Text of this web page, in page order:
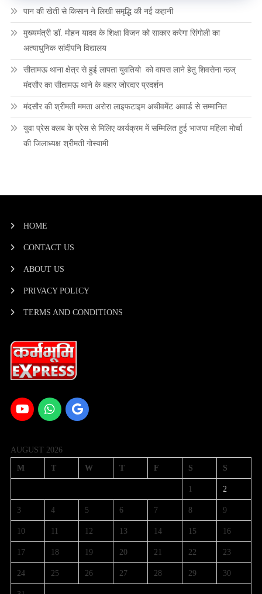
पान की खेती से किसान ने लिखी समृद्धि की नई कहानी
मुख्यमंत्री डॉ. मोहन यादव के शिक्षा विजन को साकार करेगा सिंगोली का
अत्याधुनिक सांदीपनि विद्यालय
सीतामऊ थाना क्षेत्र से हुई लापता युवतियो को वापस लाने हेतु शिवसेना न्ठज्
मंदसौर का सीतामऊ थाने के बहार जोरदार प्रदर्शन
मंदसौर की श्रीमती ममता अरोरा लाइफटाइम अचीवमेंट अवार्ड से सम्मानित
युवा प्रेस क्लब के प्रेस से मिलिए कार्यक्रम में सम्मिलित हुई भाजपा महिला मोर्चा
की जिलाध्यक्ष श्रीमती गोस्वामी
HOME
CONTACT US
ABOUT US
PRIVACY POLICY
TERMS AND CONDITIONS
AUGUST 2026
M T W T F S S
1 2
3 4 5 6 7 8 9
10 11 12 13 14 15 16
17 18 19 20 21 22 23
24 25 26 27 28 29 30